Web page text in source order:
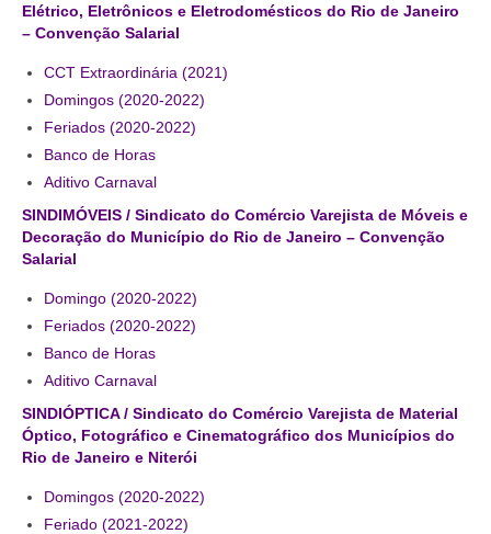
Saúde
Acordo de Feriado para Empresas
CIPA
BENEFÍCIOS
Sede social
Refeitórios
Convênios
Dependentes
Benefício Social Familiar
FIQUE POR DENTRO
Elétrico, Eletrônicos e Eletrodomésticos do Rio de Janeiro
– Convenção Salarial
CCT Extraordinária (2021)
Domingos (2020-2022)
Feriados (2020-2022)
Banco de Horas
Aditivo Carnaval
SINDIMÓVEIS / Sindicato do Comércio Varejista de Móveis e
Decoração do Município do Rio de Janeiro – Convenção
Salarial
Domingo (2020-2022)
Feriados (2020-2022)
Banco de Horas
Aditivo Carnaval
SINDIÓPTICA / Sindicato do Comércio Varejista de Material
Óptico, Fotográfico e Cinematográfico dos Municípios do
Rio de Janeiro e Niterói
Domingos (2020-2022)
Feriado (2021-2022)